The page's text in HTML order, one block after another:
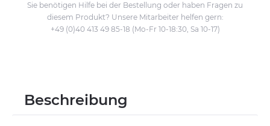
Sie benötigen Hilfe bei der Bestellung oder haben Fragen zu
diesem Produkt? Unsere Mitarbeiter helfen gern:
+49 (0)40 413 49 85-18 (Mo-Fr 10-18:30, Sa 10-17)
Beschreibung